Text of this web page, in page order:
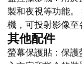
製和夜視等功能
機，可投射影像至
其他配件
螢幕保護貼：保